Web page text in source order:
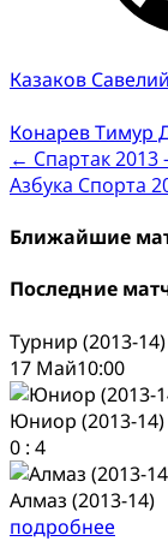
Казаков
Конарев Тимур
Post
navigation
← Спартак
Азбука Спорта
Ближайшие
Последние
Турнир (2013-
17 Май10:00
Юниор (2013-14)
0 : 4
Алмаз (2013-14)
подробнее